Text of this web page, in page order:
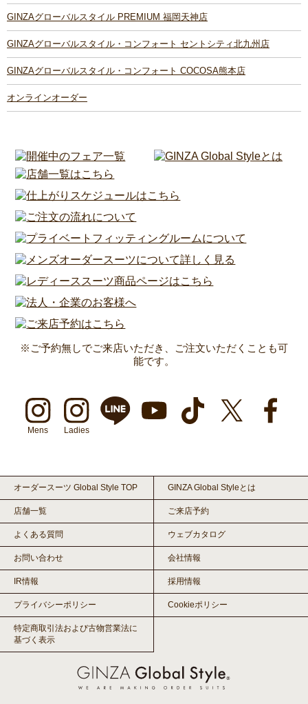
GINZAグローバルスタイル PREMIUM 福岡天神店
GINZAグローバルスタイル・コンフォート セントシティ北九州店
GINZAグローバルスタイル・コンフォート COCOSA熊本店
オンラインオーダー
※ご予約無しでご来店いただき、ご注文いただくことも可
能です。
Mens Ladies
オーダースーツ Global Style TOP GINZA Global Styleとは
店舗一覧 ご来店予約
よくある質問 ウェブカタログ
お問い合わせ 会社情報
IR情報 採用情報
プライバシーポリシー Cookieポリシー
特定商取引法および古物営業法に
基づく表示